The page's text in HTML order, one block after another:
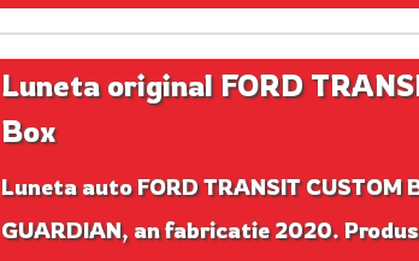
Luneta original FORD
Box
Luneta auto FORD TRANSIT CUSTOM
GUARDIAN, an fabricatie 2020.